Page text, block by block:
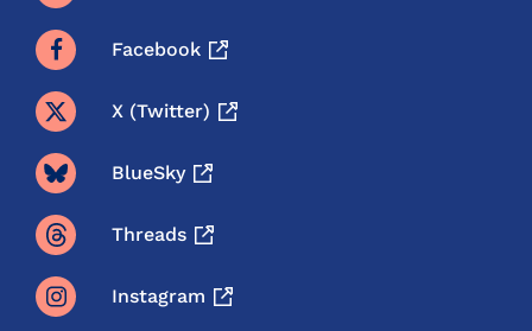
Facebook
X (twitter)
BlueSky
Threads
Instagram